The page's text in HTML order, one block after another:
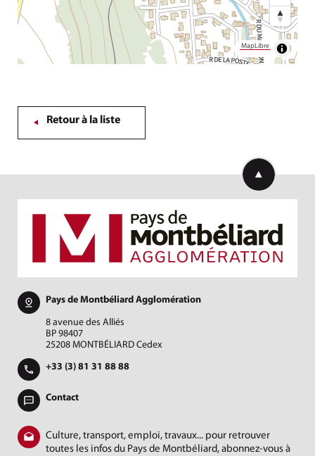
MapLibre
Retour à la liste
Retourner en
Pays de Montbéliard Agglomération
8 avenue des Alliés
BP 98407
25208 MONTBÉLIARD Cedex
+33 (3) 81 31 88 88
Contact
Culture, transport, emploi, travaux... pour retrouver
toutes les infos du Pays de Montbéliard, abonnez-vous à